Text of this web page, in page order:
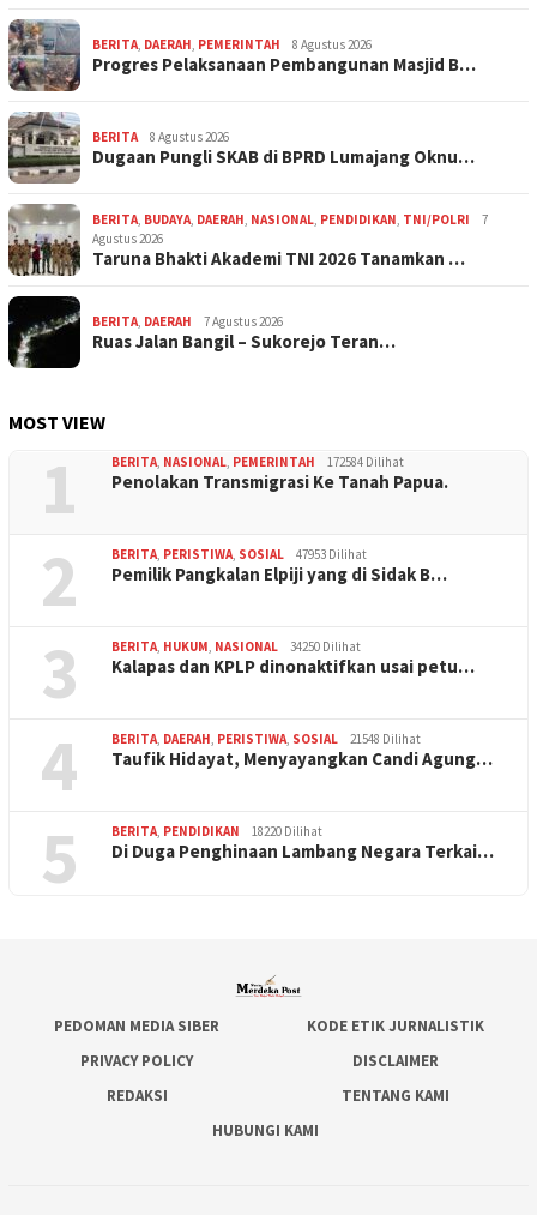
BERITA, DAERAH, PEMERINTAH 8 Agustus 2026
Progres Pelaksanaan Pembangunan Masjid B…
BERITA 8 Agustus 2026
Dugaan Pungli SKAB di BPRD Lumajang Oknu…
BERITA, BUDAYA, DAERAH, NASIONAL, PENDIDIKAN, TNI/POLRI
7
Agustus 2026
Taruna Bhakti Akademi TNI 2026 Tanamkan …
BERITA, DAERAH 7 Agustus 2026
Ruas Jalan Bangil – Sukorejo Teran…
MOST VIEW
1 BERITA, NASIONAL, PEMERINTAH 172584 Dilihat
Penolakan Transmigrasi Ke Tanah Papua.
2 BERITA, PERISTIWA, SOSIAL 47953 Dilihat
Pemilik Pangkalan Elpiji yang di Sidak B…
3 BERITA, HUKUM, NASIONAL 34250 Dilihat
Kalapas dan KPLP dinonaktifkan usai petu…
4 BERITA, DAERAH, PERISTIWA, SOSIAL 21548 Dilihat
Taufik Hidayat, Menyayangkan Candi Agung…
5 BERITA, PENDIDIKAN 18220 Dilihat
Di Duga Penghinaan Lambang Negara Terkai…
PEDOMAN MEDIA SIBER
KODE ETIK JURNALISTIK
PRIVACY POLICY
DISCLAIMER
REDAKSI
TENTANG KAMI
HUBUNGI KAMI